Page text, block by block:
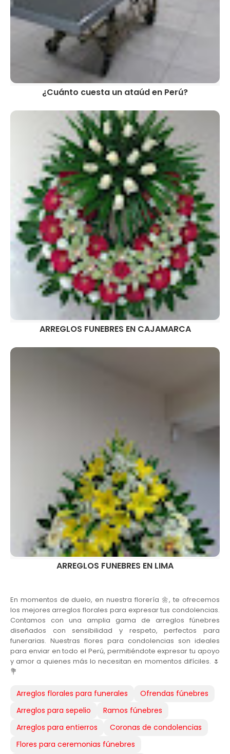
¿Cuánto cuesta un ataúd en Perú?
ARREGLOS FUNEBRES EN CAJAMARCA
ARREGLOS FUNEBRES EN LIMA
En momentos de duelo, en nuestra florería 🌼, te ofrecemos
los mejores arreglos florales para expresar tus condolencias.
Contamos con una amplia gama de arreglos fúnebres
diseñados con sensibilidad y respeto, perfectos para
funerarias. Nuestras flores para condolencias son ideales
para enviar en todo el Perú, permitiéndote expresar tu apoyo
y amor a quienes más lo necesitan en momentos difíciles. 🌷
💐
Arreglos florales para funerales
Ofrendas fúnebres
Arreglos para sepelio
Ramos fúnebres
Arreglos para entierros
Coronas de condolencias
Flores para ceremonias fúnebres